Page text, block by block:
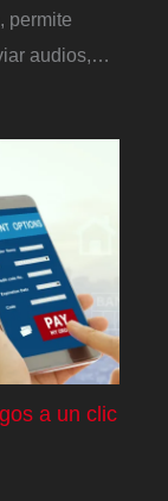
permite
audios,…
a un clic